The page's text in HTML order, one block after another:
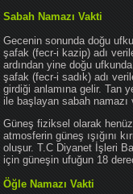
Sabah Namazı Vakti
Gecenin sonunda doğu
şafak (fecr-i kazip) adı
ardından yine doğu
şafak (fecr-i sadık) adı
girdiği anlamına gelir. Tan
ile başlayan sabah
Güneş fiziksel olarak
atmosferin güneş ışığını
oluşur. T.C Diyanet İşleri
için güneşin ufuğun 18
Öğle Namazı Vakti